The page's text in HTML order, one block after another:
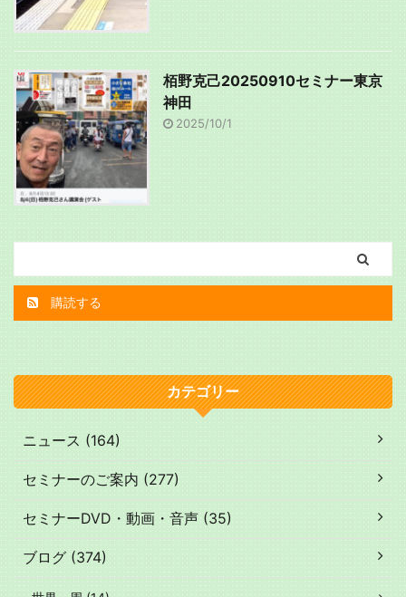
栢野克己20250910セミナー東京
神田
2025/10/1
購読する
カテゴリー
ニュース (164)
セミナーのご案内 (277)
セミナーDVD・動画・音声 (35)
ブログ (374)